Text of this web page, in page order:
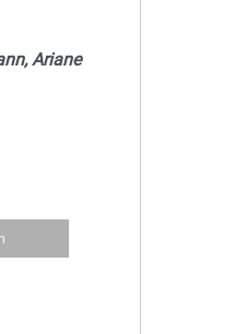
Ariane